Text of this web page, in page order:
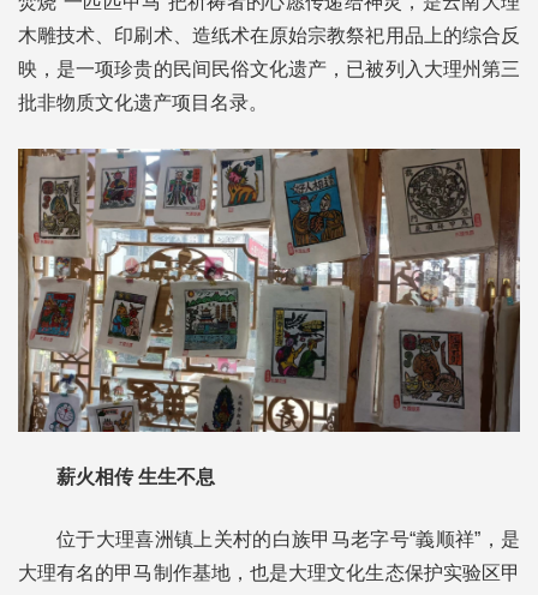
木雕技术、印刷术、造纸术在原始宗教祭祀用品上的综合反
映，是一项珍贵的民间民俗文化遗产，已被列入大理州第三
批非物质文化遗产项目名录。
薪火相传 生生不息
位于大理喜洲镇上关村的白族甲马老字号“義顺祥”，是
大理有名的甲马制作基地，也是大理文化生态保护实验区甲